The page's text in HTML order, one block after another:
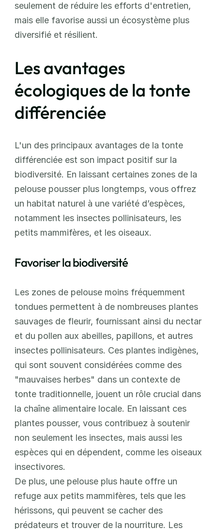
seulement de réduire les efforts d'entretien,
mais elle favorise aussi un écosystème plus
diversifié et résilient.
Les avantages
écologiques de la tonte
différenciée
L'un des principaux avantages de la tonte
différenciée est son impact positif sur la
biodiversité. En laissant certaines zones de la
pelouse pousser plus longtemps, vous offrez
un habitat naturel à une variété d’espèces,
notamment les insectes pollinisateurs, les
petits mammifères, et les oiseaux.
Favoriser la biodiversité
Les zones de pelouse moins fréquemment
tondues permettent à de nombreuses plantes
sauvages de fleurir, fournissant ainsi du nectar
et du pollen aux abeilles, papillons, et autres
insectes pollinisateurs. Ces plantes indigènes,
qui sont souvent considérées comme des
"mauvaises herbes" dans un contexte de
tonte traditionnelle, jouent un rôle crucial dans
la chaîne alimentaire locale. En laissant ces
plantes pousser, vous contribuez à soutenir
non seulement les insectes, mais aussi les
espèces qui en dépendent, comme les oiseaux
insectivores.
De plus, une pelouse plus haute offre un
refuge aux petits mammifères, tels que les
hérissons, qui peuvent se cacher des
prédateurs et trouver de la nourriture. Les